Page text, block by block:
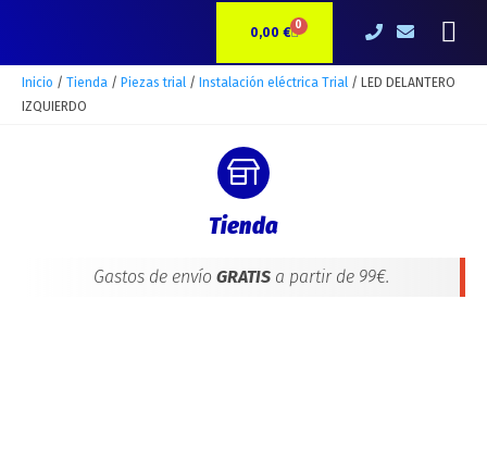
0,00 € 0CARRITO
Inicio / Tienda / Piezas trial / Instalación eléctrica Trial / LED DELANTERO
IZQUIERDO
Tienda
Gastos de envío GRATISa partir de 99€.
cantidad